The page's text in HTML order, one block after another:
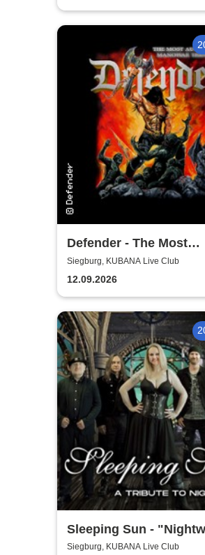
Defender - The Most
Authentic Manowar
Siegburg, KUBANA Live Club
12.09.2026
Sleeping Sun -
Tribute
Siegburg, KUBANA Live Club